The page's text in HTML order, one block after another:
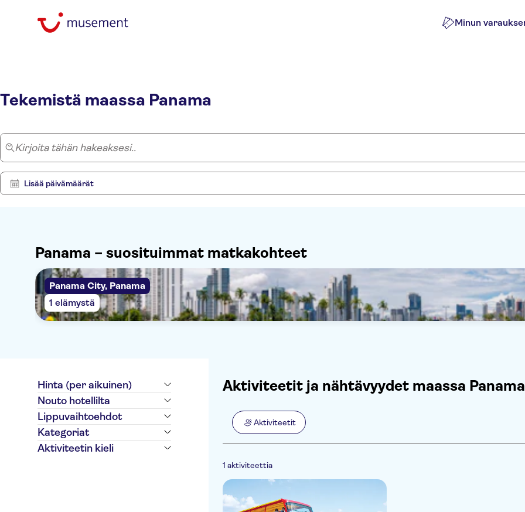
Minun
Tekemistä maassa Panama
Kirjoita tähän hakeaksesi..
Lisää päivämäärät
Panama – suosituimmat matkakohteet
Panama City, Panama
1 elämystä
Hinta (per aikuinen)
Min. €
Nouto hotellilta
NO-PICKUP
Lippuvaihtoehdot
Ääniopastus (kuulokkeet)
E-lippu
Ilmainen peruutus
Kategoriat
Aktiviteetit
Aktiviteetin kieli
Aktiviteetit ja nähtävyydet maassa Panama
Aktiviteetit
1 aktiviteettia